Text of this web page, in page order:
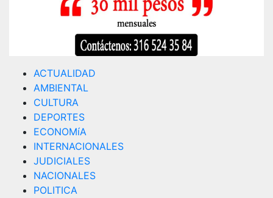
ACTUALIDAD
AMBIENTAL
CULTURA
DEPORTES
ECONOMíA
INTERNACIONALES
JUDICIALES
NACIONALES
POLITICA